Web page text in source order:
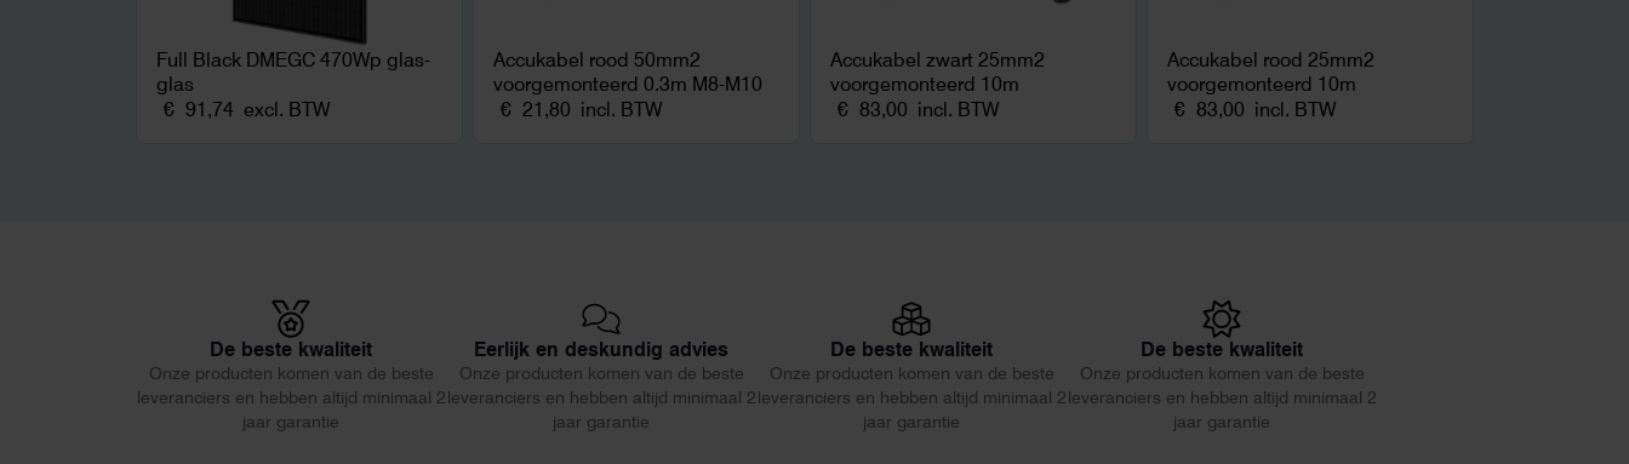
Full Black DMEGC 470Wp glas-
glas
€ 91,74 excl. BTW
Accukabel rood 50mm2
voorgemonteerd 0.3m M8-M10
€ 21,80 incl. BTW
Accukabel zwart 25mm2
voorgemonteerd 10m
€ 83,00 incl. BTW
Accukabel rood 25mm2
voorgemonteerd 10m
€ 83,00 incl. BTW
De beste kwaliteit
Onze producten komen van de beste
leveranciers en hebben altijd minimaal 2
jaar garantie
Eerlijk en deskundig advies
Onze producten komen van de beste
leveranciers en hebben altijd minimaal 2
jaar garantie
De beste kwaliteit
Onze producten komen van de beste
leveranciers en hebben altijd minimaal 2
jaar garantie
De beste kwaliteit
Onze producten komen van de beste
leveranciers en hebben altijd minimaal 2
jaar garantie